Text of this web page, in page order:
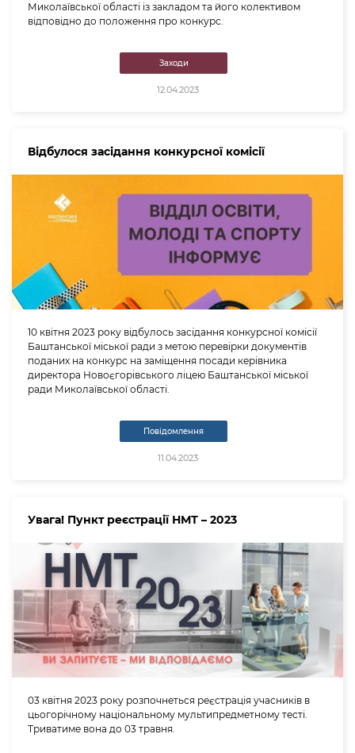
Миколаївської області із закладом та його колективом
відповідно до положення про конкурс.
Заходи
12.04.2023
Відбулося засідання конкурсної комісії
10 квітня 2023 року відбулось засідання конкурсної комісії
Баштанської міської ради з метою перевірки документів
поданих на конкурс на заміщення посади керівника
директора Новоєгорівського ліцею Баштанської міської
ради Миколаївської області.
Повідомлення
11.04.2023
Увага! Пункт реєстрації НМТ – 2023
03 квітня 2023 року розпочнеться реєстрація учасників в
цьогорічному національному мультипредметному тесті.
Триватиме вона до 03 травня.